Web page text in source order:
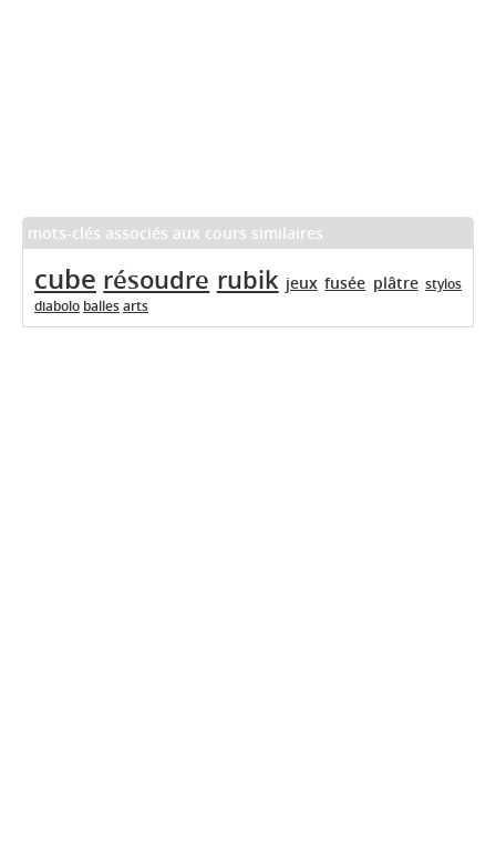
mots-clés associés aux cours similaires
cube résoudre rubik jeux fusée plâtre stylos
diabolo ballesarts